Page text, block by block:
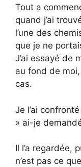
Tout a
quand j’ai
l’une des
que je ne
J’ai essayé de
au fond de
cas.
Je l’ai
» ai-je
Il l’a regardée,
n’est pas ce